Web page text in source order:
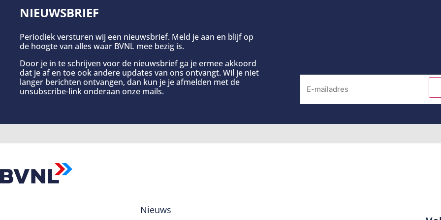
NIEUWSBRIEF
Periodiek versturen wij een nieuwsbrief. Meld je aan en blijf op
de hoogte van alles waar BVNL mee bezig is.
Door je in te schrijven voor de nieuwsbrief ga je ermee akkoord
dat je af en toe ook andere updates van ons ontvangt. Wil je niet
langer berichten ontvangen, dan kun je je afmelden met de
unsubscribe-link onderaan onze mails.
Nieuws